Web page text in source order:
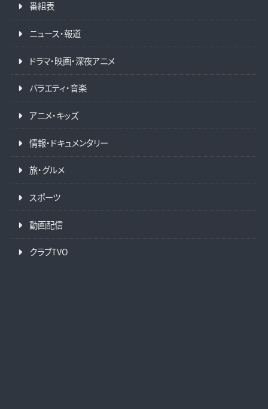
番組表
ニュース・報道
ドラマ・映画・深夜アニメ
バラエティ・音楽
アニメ・キッズ
情報・ドキュメンタリー
旅・グルメ
スポーツ
動画配信
クラブTVO